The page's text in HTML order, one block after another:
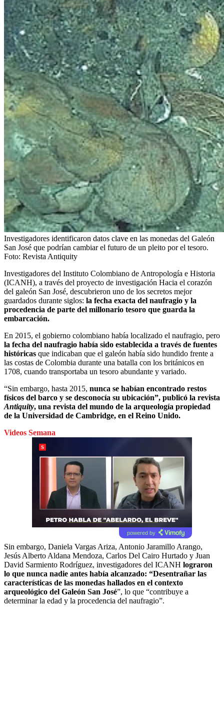
Investigadores identificaron datos clave en las monedas del Galeón
San José que podrían cambiar el futuro de un pleito por el tesoro.
Foto: Revista Antiquity
Investigadores del Instituto Colombiano de Antropología e Historia
(ICANH), a través del proyecto de investigación Hacia el corazón
del galeón San José, descubrieron uno de los secretos mejor
guardados durante siglos: la fecha exacta del naufragio y la
procedencia de parte del millonario tesoro que guarda la
embarcación.
En 2015, el gobierno colombiano había localizado el naufragio, pero
la fecha del naufragio había sido establecida a través de fuentes
históricas que indicaban que el galeón había sido hundido frente a
las costas de Colombia durante una batalla con los británicos en
1708, cuando transportaba un tesoro abundante y variado.
“Sin embargo, hasta 2015, nunca se habían encontrado restos
físicos del barco y se desconocía su ubicación”, publicó la revista
Antiquity, una revista del mundo de la arqueología propiedad
de la Universidad de Cambridge, en el Reino Unido.
Videos Semana
powered by
Sin embargo, Daniela Vargas Ariza, Antonio Jaramillo Arango,
Jesús Alberto Aldana Mendoza, Carlos Del Cairo Hurtado y Juan
David Sarmiento Rodríguez, investigadores del ICANH lograron
lo que nunca nadie antes había alcanzado: “Desentrañar las
características de las monedas hallados en el contexto
arqueológico del Galeón San José”, lo que “contribuye a
determinar la edad y la procedencia del naufragio”.